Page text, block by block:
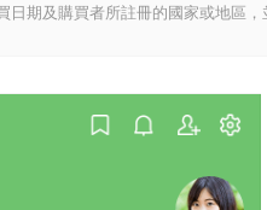
日期及購買者所註冊的國家或地區，